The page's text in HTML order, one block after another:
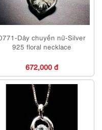
Dây chuyền nữ-Silver
925 floral necklace
672,000 đ